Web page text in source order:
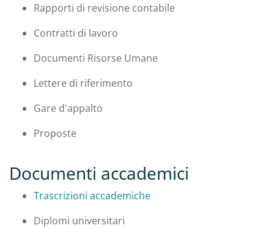
Rapporti di revisione contabile
Contratti di lavoro
Documenti Risorse Umane
Lettere di riferimento
Gare d'appalto
Proposte
Documenti accademici
Trascrizioni accademiche
Diplomi universitari